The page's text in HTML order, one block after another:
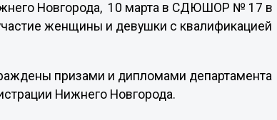
Новгорода, 10 марта в СДЮШОР № 17 в
женщины и девушки с квалификацией
призами и дипломами департамента
Нижнего Новгорода.